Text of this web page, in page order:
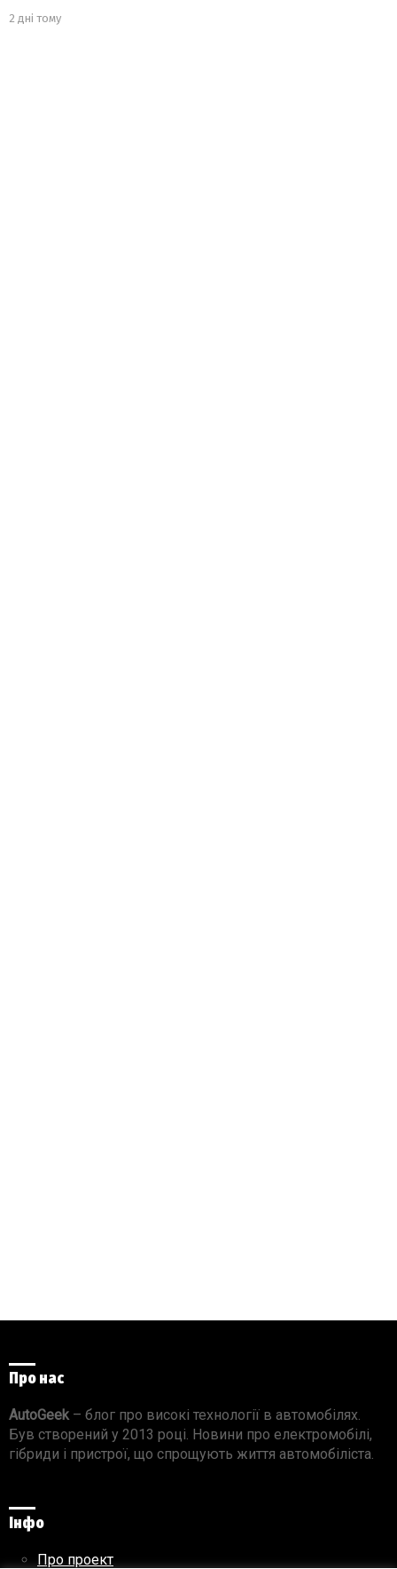
2 дні тому
Про нас
AutoGeek– блог про високі технології в автомобілях.
Був створений у 2013 році. Новини про електромобілі,
гібриди і пристрої, що спрощують життя автомобіліста.
Інфо
Про проект